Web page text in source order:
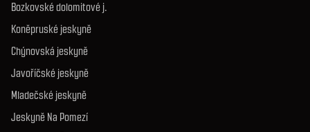
Bozkovské dolomitové j.
Koněpruské jeskyně
Chýnovská jeskyně
Javoříčské jeskyně
Mladečské jeskyně
Jeskyně Na Pomezí